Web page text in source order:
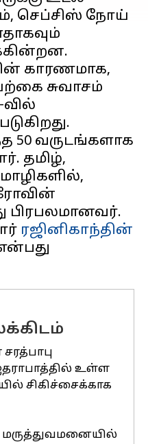
செப்சிஸ் நோய்
காரணமாக,
சுவாசம்
வில்
50 வருடங்களாக
தமிழ்,
பிரபலமானவர்.
ரஜினிகாந்தின்
உள்ள
சிகிச்சைக்காக